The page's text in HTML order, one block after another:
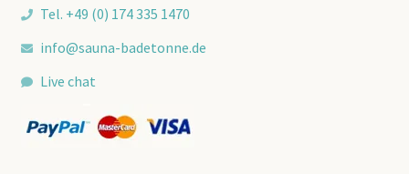
Tel. +49 (0) 174 335 1470
info@sauna-badetonne.de
Live chat